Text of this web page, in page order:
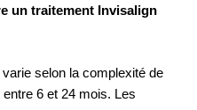
un traitement Invisalign
selon la complexité de
6 et 24 mois. Les